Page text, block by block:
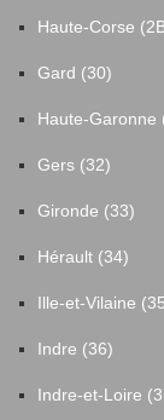
Haute-Corse
Gard (30)
Haute-Garonne
Gers (32)
Gironde (33)
Hérault (34)
Ille-et-Vilaine
Indre (36)
Indre-et-Loire